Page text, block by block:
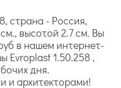
страна - Россия,
высотой 2.7 cм. Вы
в нашем интернет-
Evroplast 1.50.258 ,
дня.
и архитекторами!